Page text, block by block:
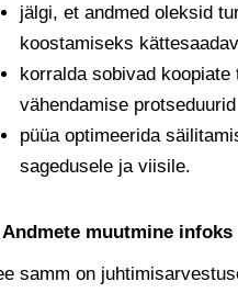
jälgi, et andmed oleksid
koostamiseks
korralda sobivad
vähendamise protseduurid
püüa optimeerida
sagedusele ja viisile.
Andmete muutmine infoks
samm on